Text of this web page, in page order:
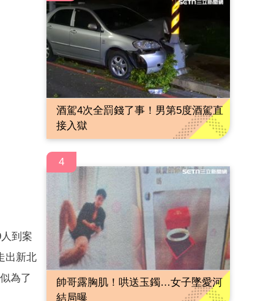
到案
出新北
為了
酒駕4次全罰錢了事！男第5度酒駕直
接入獄
4
帥哥露胸肌！哄送玉鐲…女子墜愛河
結局曝